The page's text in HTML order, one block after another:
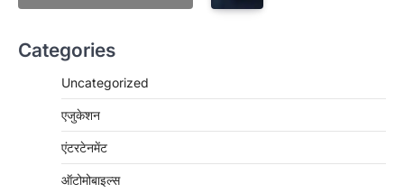
Categories
Uncategorized
एजुकेशन
एंटरटेनमेंट
ऑटोमोबाइल्स